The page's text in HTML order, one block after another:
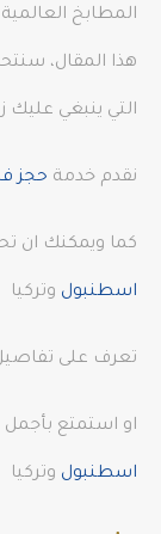
المطابخ
هذا المقال،
التي ينبغي عليك
نقدم خدمة حجز
كما ويمكنك ان
اسطنبول وتركيا
تعرف على
او استمتع بأجمل
اسطنبول وتركيا